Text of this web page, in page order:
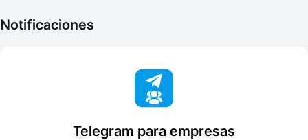
Notificaciones
Telegram para empresas